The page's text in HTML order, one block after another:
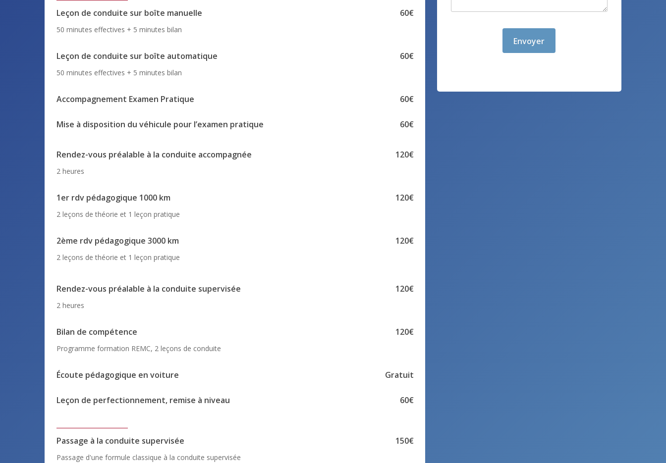
Leçon de conduite sur boîte manuelle 60€
50 minutes effectives + 5 minutes bilan
Leçon de conduite sur boîte automatique 60€
50 minutes effectives + 5 minutes bilan
Accompagnement Examen Pratique 60€
Mise à disposition du véhicule pour l’examen pratique 60€
Rendez-vous préalable à la conduite accompagnée 120€
2 heures
1er rdv pédagogique 1000 km 120€
2 leçons de théorie et 1 leçon pratique
2ème rdv pédagogique 3000 km 120€
2 leçons de théorie et 1 leçon pratique
Rendez-vous préalable à la conduite supervisée 120€
2 heures
Bilan de compétence 120€
Programme formation REMC, 2 leçons de conduite
Écoute pédagogique en voiture Gratuit
Leçon de perfectionnement, remise à niveau 60€
Passage à la conduite supervisée 150€
Passage d'une formule classique à la conduite supervisée